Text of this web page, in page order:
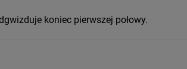
koniec pierwszej połowy.